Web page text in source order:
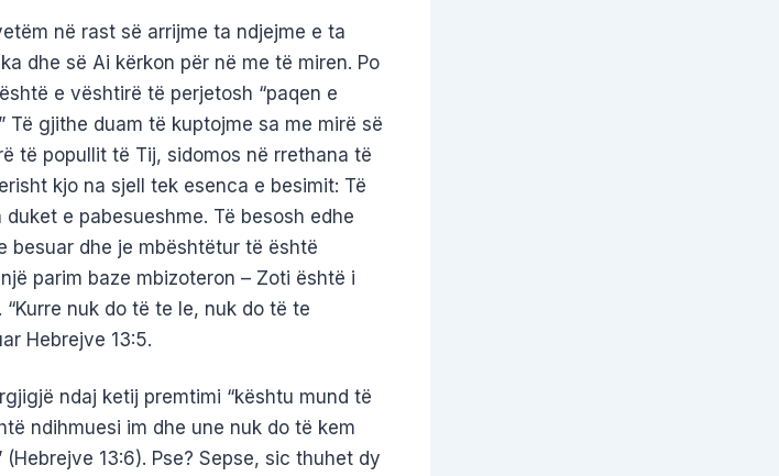
në rast së arrijme ta ndjejme e ta
dhe së Ai kërkon për në me të miren. Po
e vështirë të perjetosh “paqen e
Të gjithe duam të kuptojme sa me mirë së
të popullit të Tij, sidomos në rrethana të
kjo na sjell tek esenca e besimit: Të
e pabesueshme. Të besosh edhe
besuar dhe je mbështëtur të është
parim baze mbizoteron – Zoti është i
nuk do të te le, nuk do të te
Hebrejve 13:5.
ndaj ketij premtimi “kështu mund të
ndihmuesi im dhe une nuk do të kem
13:6). Pse? Sepse, sic thuhet dy